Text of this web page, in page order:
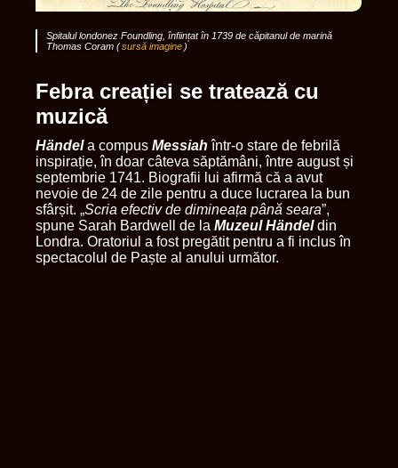
Spitalul londonez Foundling, înființat în 1739 de căpitanul de marină
Thomas Coram (sursă imagine )
Febra creației se tratează cu
muzică
Händela compus Messiah într-o stare de febrilă
inspirație, în doar câteva săptămâni, între august și
septembrie 1741. Biografii lui afirmă că a avut
nevoie de 24 de zile pentru a duce lucrarea la bun
sfârșit. „Scria efectiv de dimineața până seara”,
spune Sarah Bardwell de la Muzeul Händeldin
Londra. Oratoriul a fost pregătit pentru a fi inclus în
spectacolul de Paște al anului următor.